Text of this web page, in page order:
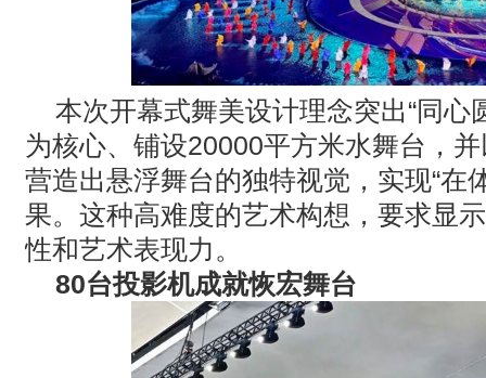
本次开幕式舞美设计理念突出“同心
为核心、铺设20000平方米水舞台，
营造出悬浮舞台的独特视觉，实现“在
果。这种高难度的艺术构想，要求显
性和艺术表现力。
80台投影机成就恢宏舞台